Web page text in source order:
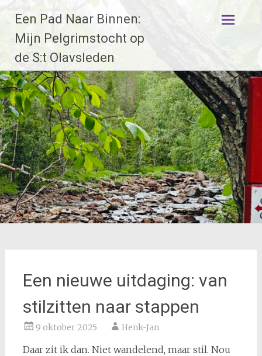
Ga
naar
inhoud
Een Pad Naar Binnen:
Mijn Pelgrimstocht op
de S:t Olavsleden
Een nieuwe uitdaging: van
stilzitten naar stappen
9 oktober 2025 Henk-Jan
Daar zit ik dan. Niet wandelend, maar stil. Nou